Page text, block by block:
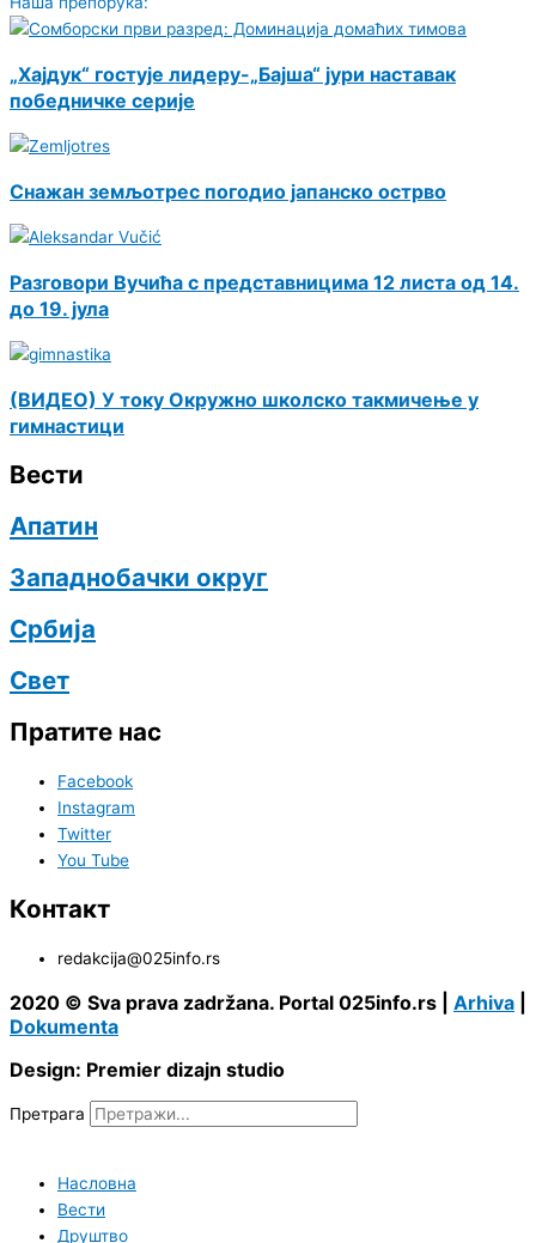
„Хајдук“ гостује лидеру-„Бајша“ јури наставак
победничке серије
Снажан земљотрес погодио јапанско острво
Разговори Вучића с представницима 12 листа од 14.
до 19. јула
(ВИДЕО) У току Окружно школско такмичење у
гимнастици
Вести
Апатин
Западнобачки округ
Србија
Свет
Пратите нас
Facebook
Instagram
Twitter
You Tube
Контакт
redakcija@025info.rs
2020 © Sva prava zadržana. Portal 025info.rs | Arhiva
Dokumenta
Design: Premier dizajn studio
Претрага
Насловна
Вести
Друштво